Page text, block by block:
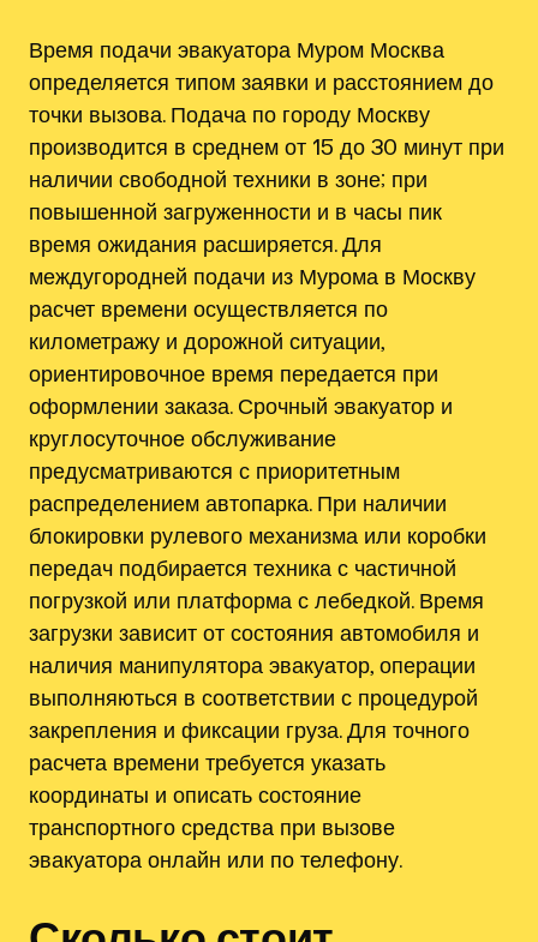
Время подачи эвакуатора Муром Москва
определяется типом заявки и расстоянием до
точки вызова. Подача по городу Москву
производится в среднем от 15 до 30 минут при
наличии свободной техники в зоне; при
повышенной загруженности и в часы пик
время ожидания расширяется. Для
междугородней подачи из Мурома в Москву
расчет времени осуществляется по
километражу и дорожной ситуации,
ориентировочное время передается при
оформлении заказа. Срочный эвакуатор и
круглосуточное обслуживание
предусматриваются с приоритетным
распределением автопарка. При наличии
блокировки рулевого механизма или коробки
передач подбирается техника с частичной
погрузкой или платформа с лебедкой. Время
загрузки зависит от состояния автомобиля и
наличия манипулятора эвакуатор, операции
выполняються в соответствии с процедурой
закрепления и фиксации груза. Для точного
расчета времени требуется указать
координаты и описать состояние
транспортного средства при вызове
эвакуатора онлайн или по телефону.